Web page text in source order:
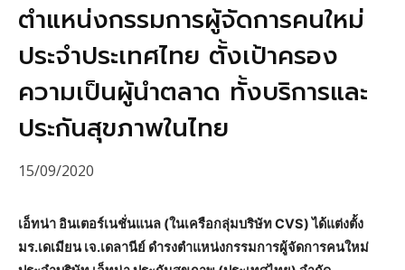
ตำแหน่งกรรมการผู้จัดการคนใหม่
ประจำประเทศไทย ตั้งเป้าครอง
ความเป็นผู้นำตลาด ทั้งบริการและ
ประกันสุขภาพในไทย
15/09/2020
เอ็ทน่า อินเตอร์เนชั่นแนล (ในเครือกลุ่มบริษัท CVS) ได้แต่งตั้ง
มร.เดเมียน เจ.เดลานีย์ ดำรงตำแหน่งกรรมการผู้จัดการคนใหม่